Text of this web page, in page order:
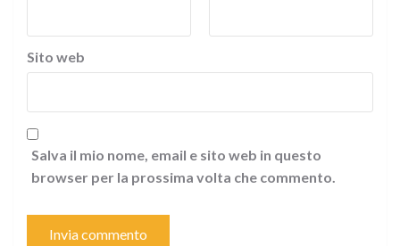
Sito web
Salva il mio nome, email e sito web in questo
browser per la prossima volta che commento.